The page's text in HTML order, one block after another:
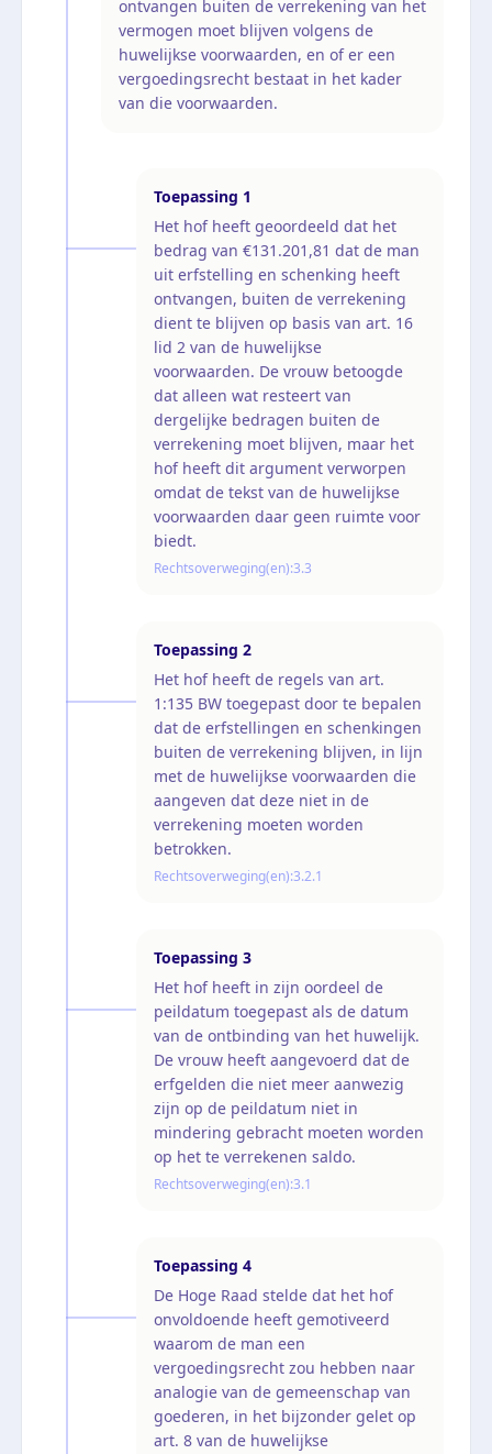
ontvangen buiten de verrekening van het
vermogen moet blijven volgens de
huwelijkse voorwaarden, en of er een
vergoedingsrecht bestaat in het kader
van die voorwaarden.
Toepassing 1
Het hof heeft geoordeeld dat het
bedrag van €131.201,81 dat de man
uit erfstelling en schenking heeft
ontvangen, buiten de verrekening
dient te blijven op basis van art. 16
lid 2 van de huwelijkse
voorwaarden. De vrouw betoogde
dat alleen wat resteert van
dergelijke bedragen buiten de
verrekening moet blijven, maar het
hof heeft dit argument verworpen
omdat de tekst van de huwelijkse
voorwaarden daar geen ruimte voor
biedt.
Rechtsoverweging(en):3.3
Toepassing 2
Het hof heeft de regels van art.
1:135 BW toegepast door te bepalen
dat de erfstellingen en schenkingen
buiten de verrekening blijven, in lijn
met de huwelijkse voorwaarden die
aangeven dat deze niet in de
verrekening moeten worden
betrokken.
Rechtsoverweging(en):3.2.1
Toepassing 3
Het hof heeft in zijn oordeel de
peildatum toegepast als de datum
van de ontbinding van het huwelijk.
De vrouw heeft aangevoerd dat de
erfgelden die niet meer aanwezig
zijn op de peildatum niet in
mindering gebracht moeten worden
op het te verrekenen saldo.
Rechtsoverweging(en):3.1
Toepassing 4
De Hoge Raad stelde dat het hof
onvoldoende heeft gemotiveerd
waarom de man een
vergoedingsrecht zou hebben naar
analogie van de gemeenschap van
goederen, in het bijzonder gelet op
art. 8 van de huwelijkse